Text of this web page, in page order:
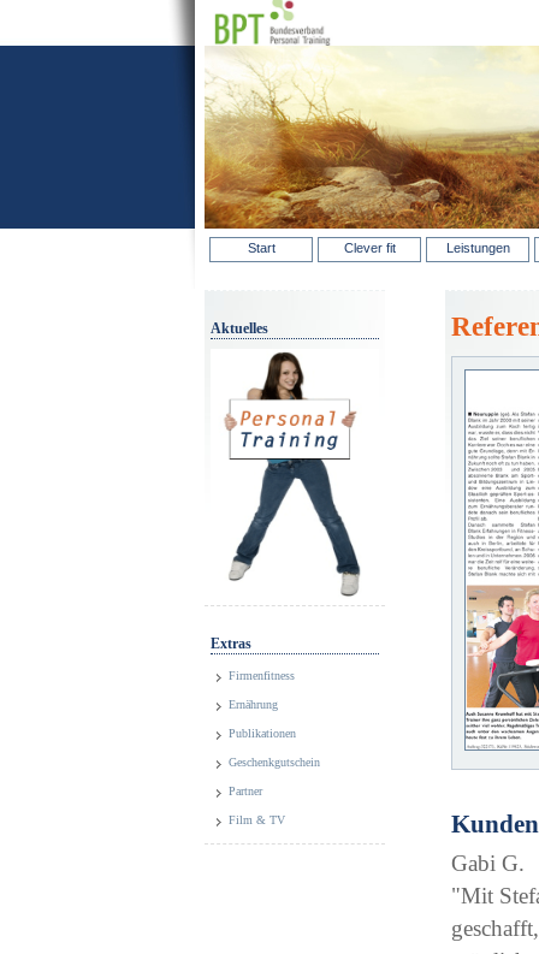
Start Clever fit Leistungen
Aktuelles
Extras
Firmenfitness
Ernährung
Publikationen
Geschenkgutschein
Partner
Film & TV
Gabi G.
"Mit